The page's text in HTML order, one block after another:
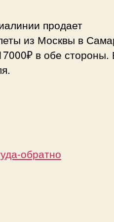
продает
из Москвы в
в обе стороны.
обратно